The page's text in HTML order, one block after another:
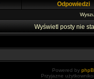
Odpowiedzi
Wyświetl posty nie
Powered by
Przyjazne